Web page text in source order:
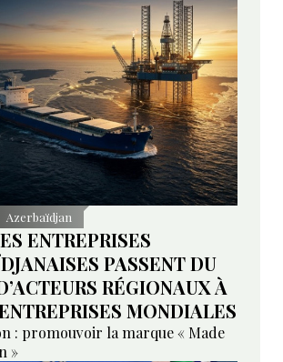
Azerbaïdjan
ENTREPRISES
PASSENT DU
RÉGIONAUX À
MONDIALES
: promouvoir la marque « Made
»